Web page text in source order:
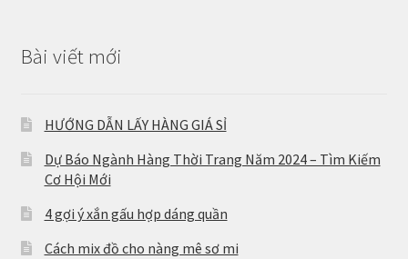
Bài viết mới
HƯỚNG DẪN LẤY HÀNG GIÁ SỈ
Dự Báo Ngành Hàng Thời Trang Năm 2024 – Tìm Kiếm
Cơ Hội Mới
4 gợi ý xắn gấu hợp dáng quần
Cách mix đồ cho nàng mê sơ mi